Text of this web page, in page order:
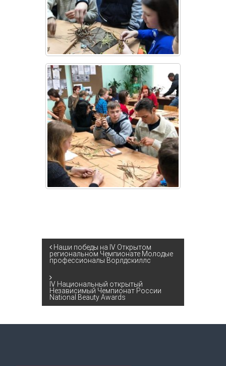
Н Наши победы на IV​ Открытом
региональном Чемпионате Молодые
профессионалы Ворлдскиллс
IV Национальный открытый
Независимый Чемпионат России
National Beauty Awards